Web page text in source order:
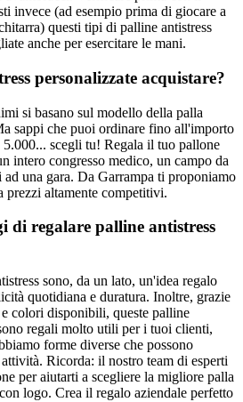
invece (ad esempio prima di giocare a
questi tipi di palline antistress
anche per esercitare le mani.
personalizzate acquistare?
si basano sul modello della palla
sappi che puoi ordinare fino all'importo
scegli tu! Regala il tuo pallone
intero congresso medico, un campo da
una gara. Da Garrampa ti proponiamo
prezzi altamente competitivi.
di regalare palline antistress
sono, da un lato, un'idea regalo
quotidiana e duratura. Inoltre, grazie
colori disponibili, queste palline
regali molto utili per i tuoi clienti,
forme diverse che possono
Ricorda: il nostro team di esperti
per aiutarti a scegliere la migliore palla
logo. Crea il regalo aziendale perfetto